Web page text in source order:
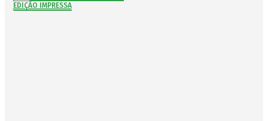
EDIÇÃO IMPRESSA